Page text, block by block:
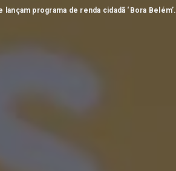
programa de renda cidadã ‘Bora Belém’.